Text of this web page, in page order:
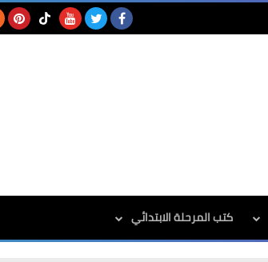
كتب المرحلة الابتدائي